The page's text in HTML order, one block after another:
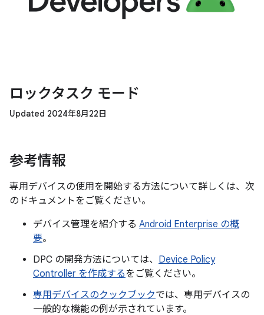
ロックタスク モード
Updated 2024年8月22日
参考情報
専用デバイスの使用を開始する方法について詳しくは、次
のドキュメントをご覧ください。
デバイス管理を紹介する Android Enterprise の概
要。
DPC の開発方法については、 Device Policy
Controller を作成するをご覧ください。
専用デバイスのクックブックでは、専用デバイスの
一般的な機能の例が示されています。